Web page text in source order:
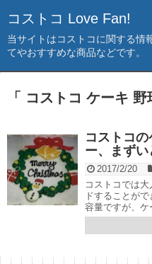
コストコ Love Fan!
当サイトはコストコに関する情
てやおすすめな商品などです。
「 コストコ ケーキ
コストコ
ー、まず
2017/2/20
コストコでは
ドすることが
容量ですが、ケ